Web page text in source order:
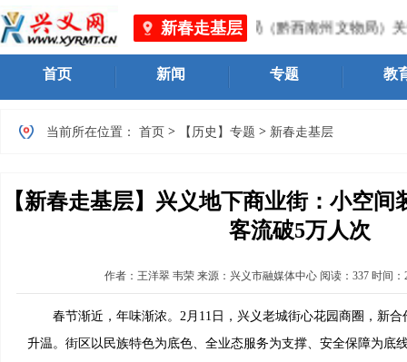
新春走基层
、黔西南州文化体育广电旅游局（黔西南州文物局）关于进
首页 新闻 专题 教
当前所在位置： 首页 > 【历史】专题 > 新春走基层
【新春走基层】兴义地下商业街：小空
客流破5万人次
作者： 王洋翠 韦荣 来源：兴义市融媒体中心 阅读： 337 时间：
春节渐近，年味渐浓。2月11日，兴义老城街心花园商圈，新合
升温。街区以民族特色为底色、全业态服务为支撑、安全保障为底